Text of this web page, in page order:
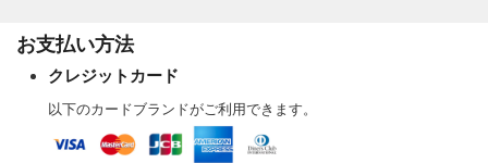
お支払い方法
クレジットカード
以下のカードブランドがご利用できます。